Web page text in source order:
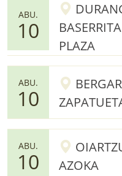
ABU.
10
PLAZA
ABU.
10
ABU.
10
AZOKA